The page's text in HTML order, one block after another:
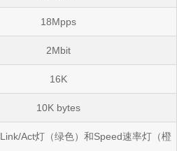
18Mpps
2Mbit
16K
10K bytes
Link/Act灯（绿色）和Speed速率灯（橙